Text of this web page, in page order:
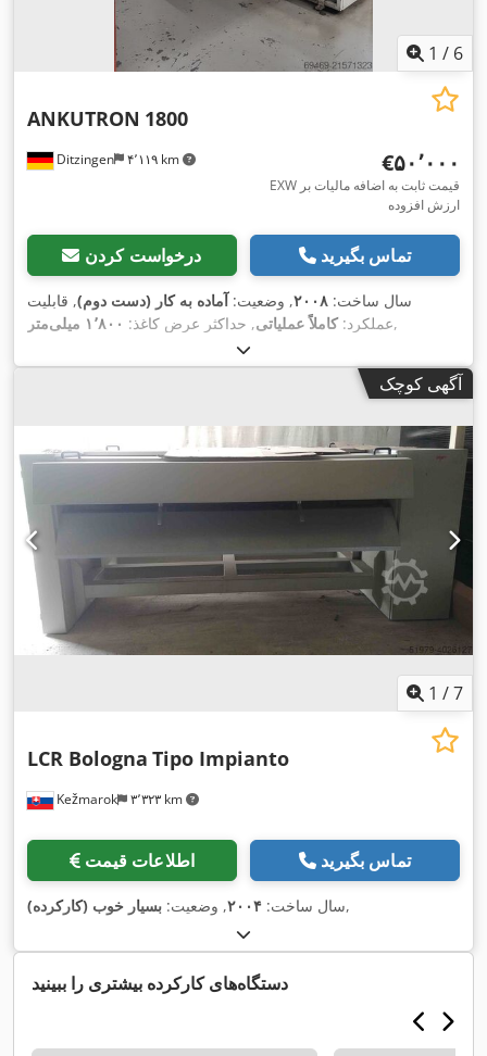
1 / 6
Ditzingen ۴٬۱۱۹ km
ANKUTRON 1800
‎€۵۰٬۰۰۰
EXW قیمت ثابت به اضافه مالیات بر
ارزش افزوده
درخواست کردن تماس بگیرید
سال ساخت: ۲۰۰۸, وضعیت:آماده به کار (دست دوم), قابلیت
عملکرد:کاملاً عملیاتی, حداکثر عرض کاغذ: ۱٬۸۰۰ میلی‌متر ,
آگهی کوچک
1 /7
Kežmarok ۳٬۳۲۳ km
LCR Bologna Tipo Impianto
اطلاعات قیمت تماس بگیرید
سال ساخت: ۲۰۰۴, وضعیت: بسیار خوب (کارکرده) ,
دستگاه‌های کارکرده بیشتری را ببینید